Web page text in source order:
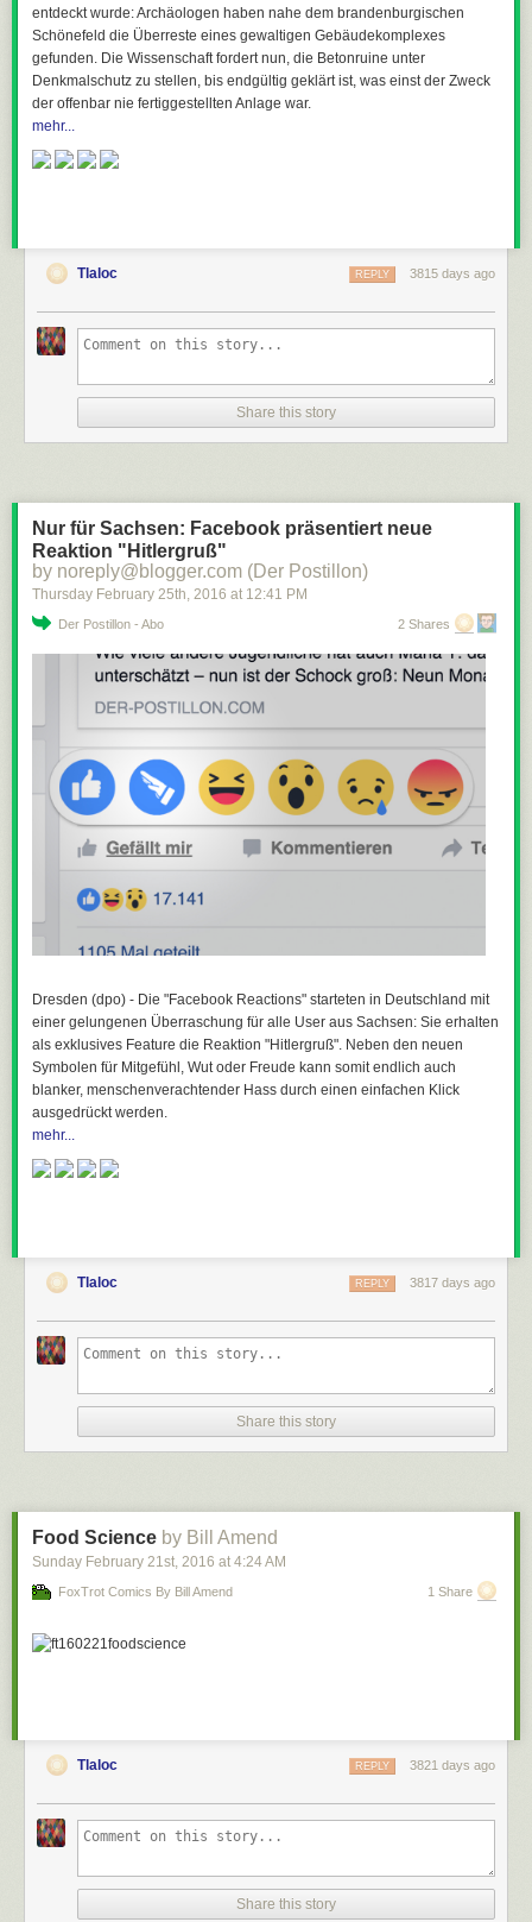
entdeckt wurde: Archäologen haben nahe dem brandenburgischen
Schönefeld die Überreste eines gewaltigen Gebäudekomplexes
gefunden. Die Wissenschaft fordert nun, die Betonruine unter
Denkmalschutz zu stellen, bis endgültig geklärt ist, was einst der Zweck
der offenbar nie fertiggestellten Anlage war.
mehr...
Tlaloc 3815 days ago
REPLY
Share this story
Nur für Sachsen: Facebook präsentiert neue
Reaktion "Hitlergruß"
by noreply@blogger.com (Der Postillon)
Thursday February 25th , 2016 at 12:41 PM
Der Postillon - Abo 2 Shares
Dresden (dpo) - Die "Facebook Reactions" starteten in Deutschland mit
einer gelungenen Überraschung für alle User aus Sachsen: Sie erhalten
als exklusives Feature die Reaktion "Hitlergruß". Neben den neuen
Symbolen für Mitgefühl, Wut oder Freude kann somit endlich auch
blanker, menschenverachtender Hass durch einen einfachen Klick
ausgedrückt werden.
mehr...
Tlaloc 3817 days ago
REPLY
Share this story
Food Science by Bill Amend
Sunday February 21st, 2016 at 4:24 AM
FoxTrot Comics By Bill Amend 1 Share
Tlaloc 3821 days ago
REPLY
Share this story